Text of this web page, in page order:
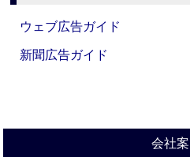
ウェブ広告ガイド
新聞広告ガイド
会社